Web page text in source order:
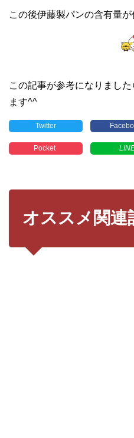
この後伊藤製パンの含有量が
この記事が参考になりまし
ます^^
Twitter
Pocket
オススメ関連